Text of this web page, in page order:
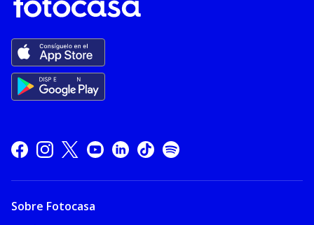
Sobre Fotocasa